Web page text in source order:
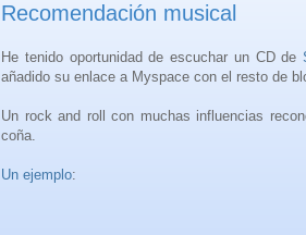
Recomendación musical
He tenido oportunidad de escuchar un CD de
añadido su enlace a Myspace con el resto de
Un rock and roll con muchas influencias
coña.
Un ejemplo: